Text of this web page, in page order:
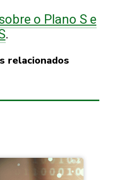
o Plano S e
.
relacionados